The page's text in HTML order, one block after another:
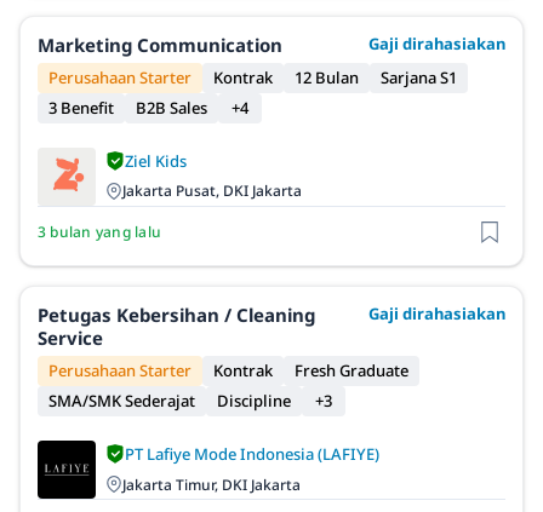
Marketing Communication
Gaji dirahasiakan
Perusahaan Starter
Kontrak 12 Bulan
Sarjana S1
3 Benefit
B2B Sales +4
Ziel Kids
Jakarta Pusat, DKI Jakarta
3 bulan yang lalu
Petugas Kebersihan / Cleaning
Service
Gaji dirahasiakan
Perusahaan Starter Kontrak
Fresh Graduate
SMA/SMK Sederajat
Discipline +3
PT Lafiye Mode Indonesia (LAFIYE)
Jakarta Timur, DKI Jakarta